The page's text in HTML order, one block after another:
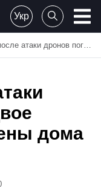
Укр
погибли двое мужчин: повреждены дома и автомобили
дома